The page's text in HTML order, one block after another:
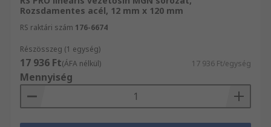
Rozsdamentes acél, 12 mm x 120 mm
RS raktári szám 176-6674
Részösszeg (1 egység)
17 936 Ft(ÁFA nélkül) 17 936 Ft/egység
Mennyiség